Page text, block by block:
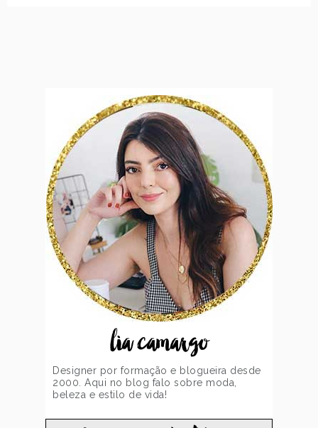
lia camargo
Designer por formação e blogueira desde
2000. Aqui no blog falo sobre moda,
beleza e estilo de vida!